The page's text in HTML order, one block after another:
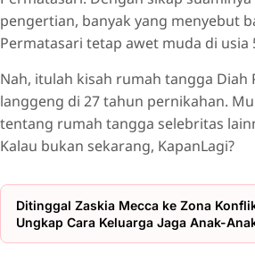
pengertian, banyak yang menyebut
Permatasari tetap awet muda di usia
Nah, itulah kisah rumah tangga Diah
langgeng di 27 tahun pernikahan.
tentang rumah tangga selebritas
Kalau bukan sekarang, KapanLagi?
Ditinggal Zaskia Mecca ke Zona
Ungkap Cara Keluarga Jaga Anak-